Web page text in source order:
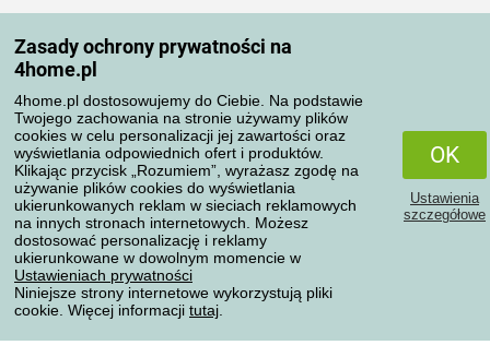
Zasady ochrony prywatności na
4home.pl
4home.pl dostosowujemy do Ciebie. Na podstawie
Twojego zachowania na stronie używamy plików
cookies w celu personalizacji jej zawartości oraz
wyświetlania odpowiednich ofert i produktów.
Klikając przycisk „Rozumiem”, wyrażasz zgodę na
używanie plików cookies do wyświetlania
ukierunkowanych reklam w sieciach reklamowych
na innych stronach internetowych. Możesz
dostosować personalizację i reklamy
ukierunkowane w dowolnym momencie w
Ustawieniach prywatności
Niniejsze strony internetowe wykorzystują pliki
cookie. Więcej informacji tutaj
OK
Ustawienia
szczegółowe
Moje zamówienia
Reklamacje
Odstąpienie od umowy
Zasady przetwarzania recenzji
Sposoby transportu
Metody płatności